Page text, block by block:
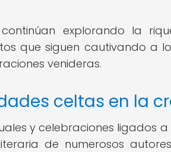
continúan explorando la
que siguen cautivando a
venideras.
celtas en la
y celebraciones ligados
de numerosos